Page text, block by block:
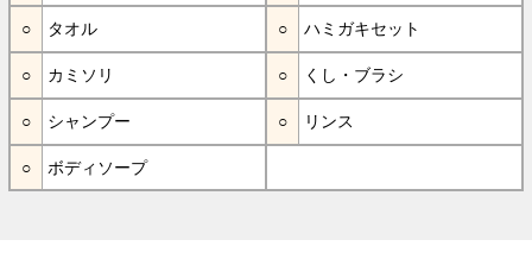
タオル ハミガキセット
カミソリ くし・ブラシ
シャンプー リンス
ボディソープ